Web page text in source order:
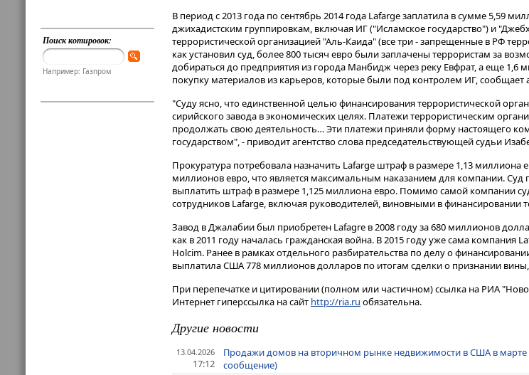
Поиск котировок:
Например: Газпром
В период с 2013 года по сентябрь 2014 года Lafarge заплатила в сумме 5,59
джихадистским группировкам, включая ИГ ("Исламское государство") и
террористической организацией "Аль-Каида" (все три - запрещенные в РФ
как установил суд, более 800 тысяч евро были заплачены террористам за
добираться до предприятия из города Манбидж через реку Евфрат, а еще 1,6
покупку материалов из карьеров, которые были под контролем ИГ, сообщает
"Суду ясно, что единственной целью финансирования террористической
сирийского завода в экономических целях. Платежи террористическим
продолжать свою деятельность… Эти платежи приняли форму настоящего
государством", - приводит агентство слова председательствующей судьи
Прокуратура потребовала назначить Lafarge штраф в размере 1,13 миллиона
миллионов евро, что является максимальным наказанием для компании. Суд
выплатить штраф в размере 1,125 миллиона евро. Помимо самой компании
сотрудников Lafarge, включая руководителей, виновными в финансировании
Завод в Джалабии был приобретен Lafagre в 2008 году за 680 миллионов
как в 2011 году началась гражданская война. В 2015 году уже сама компания
Holcim. Ранее в рамках отдельного разбирательства по делу о
выплатила США 778 миллионов долларов по итогам сделки о признании вины,
При перепечатке и цитировании (полном или частичном) ссылка на РИА
Интернет гиперссылка на сайт http://ria.ru обязательна.
Другие новости
13.04.2026
17:12
Продажи домов на вторичном рынке недвижимости в США в марте
сообщение)